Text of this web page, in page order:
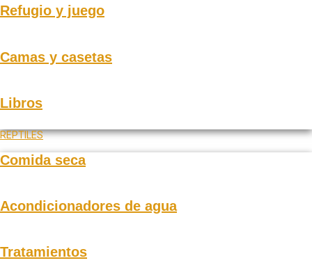
Refugio y juego
Camas y casetas
Libros
REPTILES
Comida seca
Acondicionadores de agua
Tratamientos